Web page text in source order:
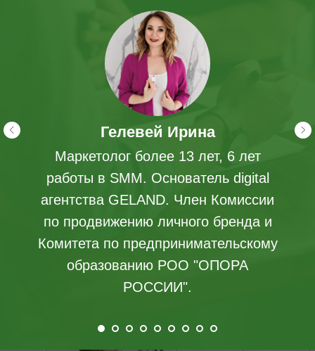
Гелевей Ирина
Маркетолог более 13 лет, 6 лет
работы в SMM. Основатель digital
агентства GELAND. Член Комиссии
по продвижению личного бренда и
Комитета по предпринимательскому
образованию РОО "ОПОРА
РОССИИ".